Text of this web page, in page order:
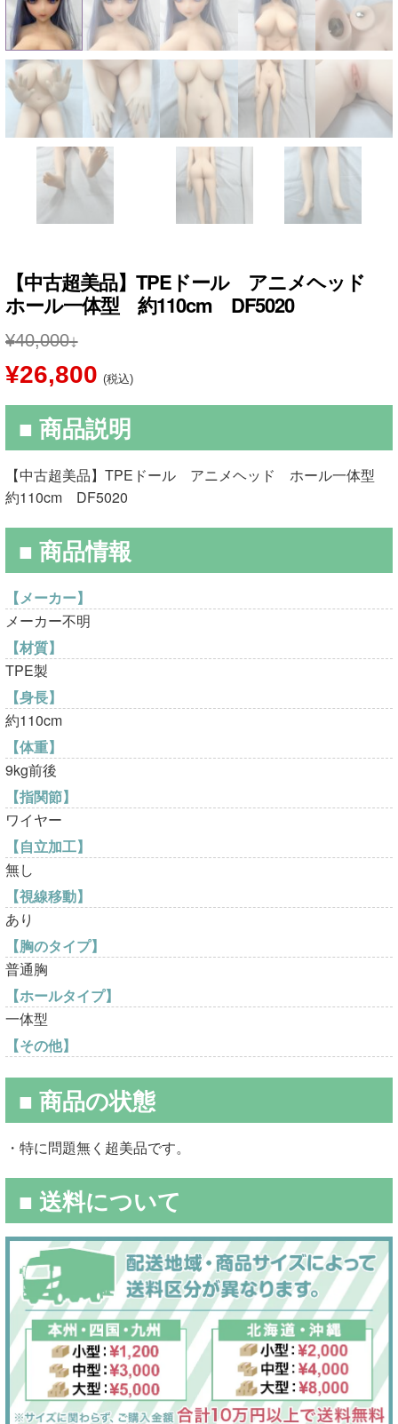
【中古超美品】TPEドール アニメヘッド
ホール一体型 約110cm DF5020
¥40,000
元
の
価
格
は
¥40,000
で
し
た。
¥26,800現
在
の
価
格
は
¥26,800
(税込)
■ 商品説明
【中古超美品】TPEドール アニメヘッド ホール一体型
約110cm DF5020
■ 商品情報
【メーカー】
メーカー不明
【材質】
TPE製
【身長】
約110cm
【体重】
9kg前後
【指関節】
ワイヤー
【自立加工】
無し
【視線移動】
あり
【胸のタイプ】
普通胸
【ホールタイプ】
一体型
【その他】
■ 商品の状態
・特に問題無く超美品です。
■ 送料について